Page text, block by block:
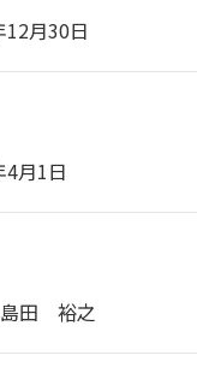
月30日
月1日
田 裕之